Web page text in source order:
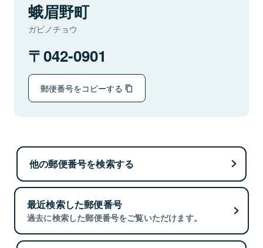
蛾眉野町
ガビノチョウ
042-0901
郵便番号をコピーする
他の郵便番号を検索する
最近検索した郵便番号
過去に検索した郵便番号をご覧いただけます。